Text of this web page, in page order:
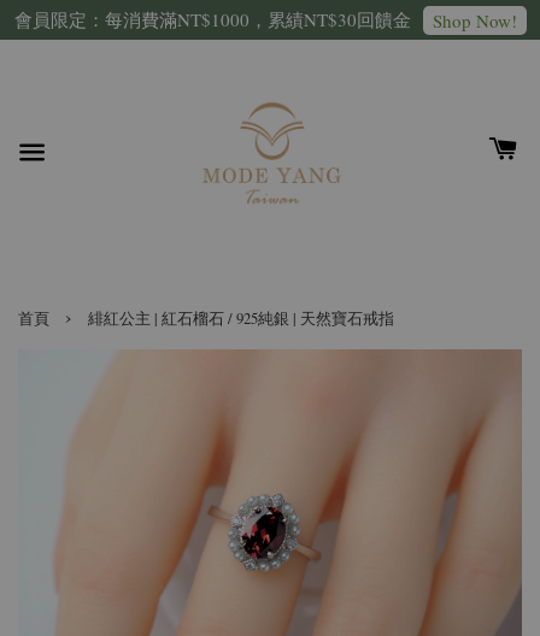
會員限定：每消費滿NT$1000，累績NT$30回饋金 Shop Now!
首頁 › 緋紅公主 | 紅石榴石 / 925純銀 | 天然寶石戒指